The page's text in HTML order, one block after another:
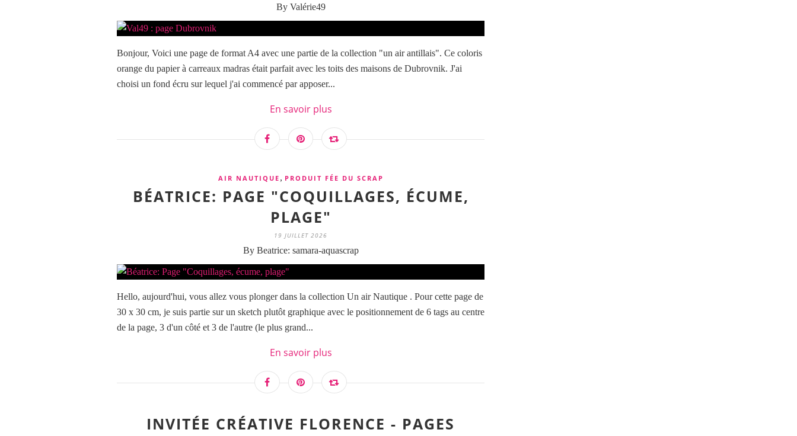
By Valérie49
Bonjour, Voici une page de format A4 avec une partie de la collection "un air antillais". Ce coloris
orange du papier à carreaux madras était parfait avec les toits des maisons de Dubrovnik. J'ai
choisi un fond écru sur lequel j'ai commencé par apposer...
En savoir plus
AIR NAUTIQUE , PRODUIT FÉE DU SCRAP
BÉATRICE: PAGE "COQUILLAGES, ÉCUME,
PLAGE"
19 JUILLET 2026
By Beatrice: samara-aquascrap
Hello, aujourd'hui, vous allez vous plonger dans la collection Un air Nautique . Pour cette page de
30 x 30 cm, je suis partie sur un sketch plutôt graphique avec le positionnement de 6 tags au centre
de la page, 3 d'un côté et 3 de l'autre (le plus grand...
En savoir plus
INVITÉE CRÉATIVE FLORENCE - PAGES